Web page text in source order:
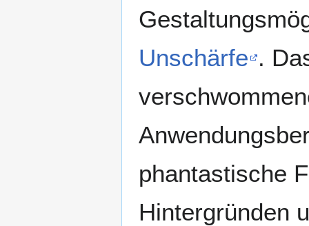
Unschärfe .
phantastische
Hintergründen